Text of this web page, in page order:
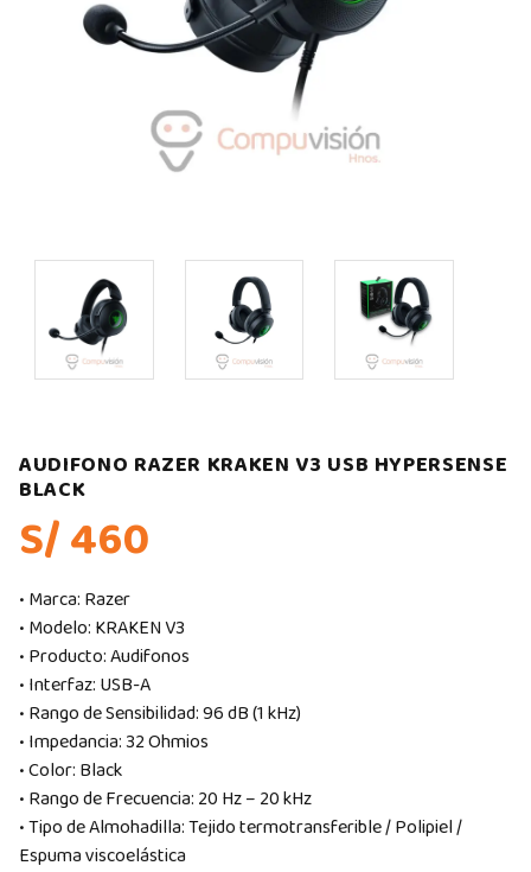
AUDIFONO RAZER KRAKEN V3 USB HYPERSENSE
BLACK
S/ 460
• Marca: Razer
• Modelo: KRAKEN V3
• Producto: Audifonos
• Interfaz: USB-A
• Rango de Sensibilidad: 96 dB (1 kHz)
• Impedancia: 32 Ohmios
• Color: Black
• Rango de Frecuencia: 20 Hz – 20 kHz
• Tipo de Almohadilla: Tejido termotransferible / Polipiel /
Espuma viscoelástica